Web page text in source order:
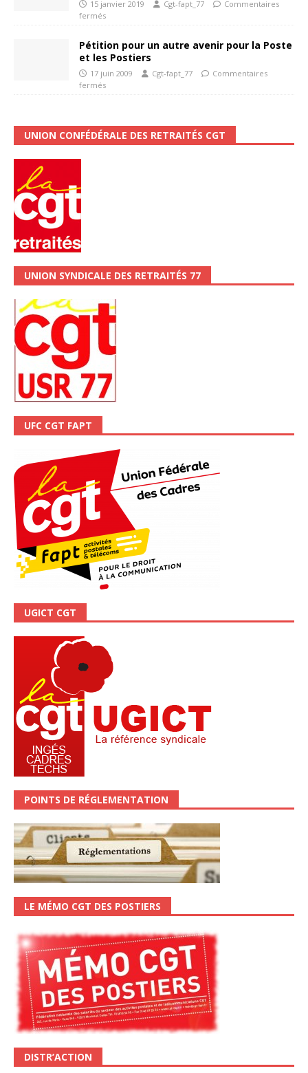
15 janvier 2019 Cgt-fapt_77
Commentaires
fermés
Pétition pour un autre avenir pour la Poste
et les Postiers
17 juin 2009 Cgt-fapt_77
Commentaires
fermés
UNION CONFÉDÉRALE DES RETRAITÉS CGT
UNION SYNDICALE DES RETRAITÉS 77
UFC CGT FAPT
UGICT CGT
POINTS DE RÉGLEMENTATION
LE MÉMO CGT DES POSTIERS
DISTR’ACTION